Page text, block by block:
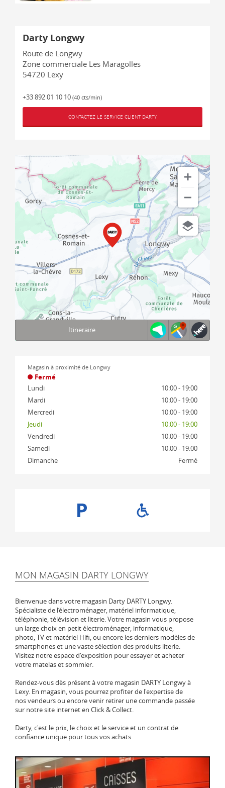
Darty Longwy
Route de Longwy
Zone commerciale Les Maragolles
54720 Lexy
+33 892 01 10 10 (40 cts/min)
CONTACTEZ LE SERVICE CLIENT DARTY
© 1987–2026 HERE, IGN
Itineraire
Magasin à proximité de Longwy
Fermé
Lundi
10:00 - 19:00
Mardi
10:00 - 19:00
Mercredi
10:00 - 19:00
Jeudi
10:00 - 19:00
Vendredi
10:00 - 19:00
Samedi
10:00 - 19:00
Dimanche
Fermé
MON MAGASIN DARTY LONGWY
Bienvenue dans votre magasin Darty DARTY Longwy.
Spécialiste de l‘électroménager, matériel informatique,
téléphonie, télévision et literie. Votre magasin vous propose
un large choix en petit électroménager, informatique,
photo, TV et matériel Hifi, ou encore les derniers modèles de
smartphones et une vaste sélection des produits literie.
Visitez notre espace d'exposition pour essayer et acheter
votre matelas et sommier.
Rendez-vous dès présent à votre magasin DARTY Longwy à
Lexy. En magasin, vous pourrez profiter de l'expertise de
nos vendeurs ou encore venir retirer une commande passée
sur notre site internet en Click & Collect.
Darty, c'est le prix, le choix et le service et un contrat de
confiance unique pour tous vos achats.